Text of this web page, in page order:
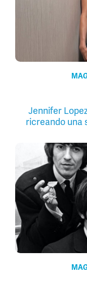
Jennifer
ricreando una